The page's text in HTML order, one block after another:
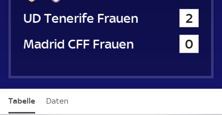
UD Tenerife Frauen
2
Madrid CFF Frauen
0
Tabelle Daten